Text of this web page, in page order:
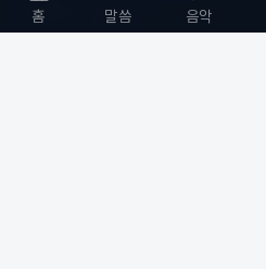
부산광역시 금정구
개발자 :bmfood@kakao.com
홈 말씀 음악